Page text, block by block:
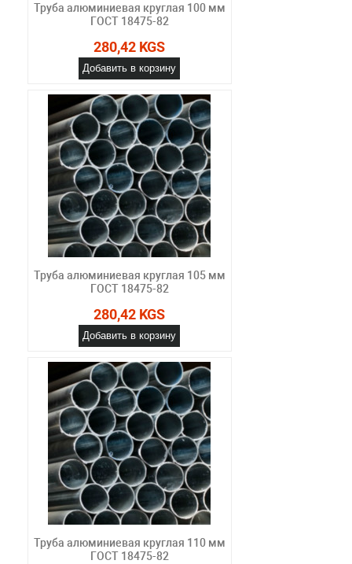
Труба алюминиевая круглая 100 мм
ГОСТ 18475-82
280,42 KGS
Добавить в корзину
Труба алюминиевая круглая 105 мм
ГОСТ 18475-82
280,42 KGS
Добавить в корзину
Труба алюминиевая круглая 110 мм
ГОСТ 18475-82